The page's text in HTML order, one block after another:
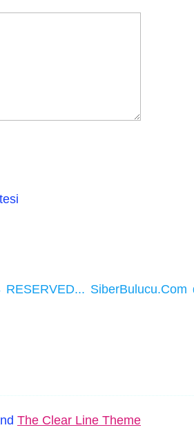
SiberBulucu.Com
The Clear Line Theme